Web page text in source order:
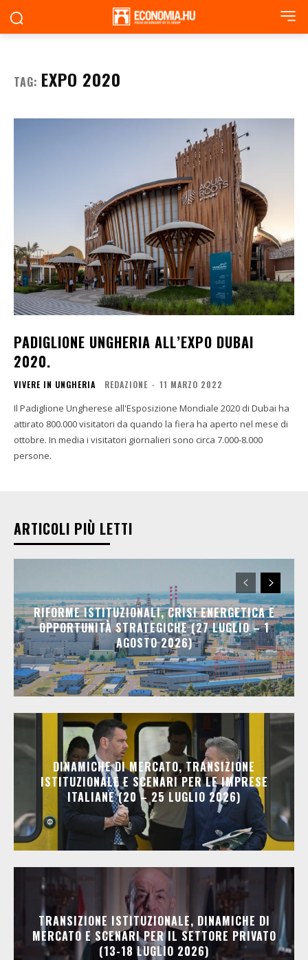
TAG: EXPO 2020
PADIGLIONE UNGHERIA ALL’EXPO DUBAI
2020.
VIVERE IN UNGHERIA REDAZIONE - 11 MARZO 2022
Il Padiglione Ungherese all'Esposizione Mondiale 2020 di Dubai ha
attirato 800.000 visitatori da quando la fiera ha aperto nel mese di
ottobre. In media i visitatori giornalieri sono circa 7.000-8.000
persone.
ARTICOLI PIÙ LETTI
RIFORME ISTITUZIONALI, CRISI ENERGETICA E
OPPORTUNITÀ STRATEGICHE (27 LUGLIO – 1
AGOSTO 2026)
DINAMICHE DI MERCATO, TRANSIZIONE
ISTITUZIONALE E SCENARI PER LE IMPRESE
ITALIANE (20 – 25 LUGLIO 2026)
TRANSIZIONE ISTITUZIONALE, DINAMICHE DI
MERCATO E SCENARI PER IL SETTORE PRIVATO
(13-18 LUGLIO 2026)